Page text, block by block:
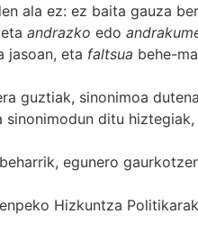
ala ez: ez baita gauza
andrazko edo
jasoan, eta faltsua behe-
guztiak, sinonimoa
ditu
egunero
Hizkuntza